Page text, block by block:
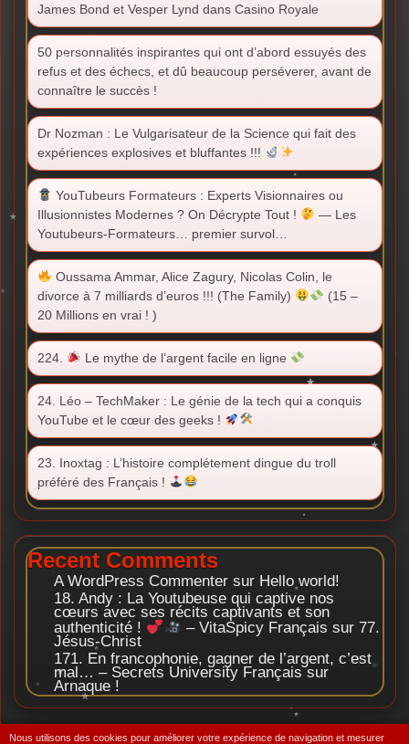
Nous utilisons des cookies pour améliorer votre expérience de navigation et mesurer
James Bond et Vesper Lynd dans Casino Royale
50 personnalités inspirantes qui ont d’abord essuyés des
refus et des échecs, et dû beaucoup perséverer, avant de
connaître le succès !
Dr Nozman : Le Vulgarisateur de la Science qui fait des
expériences explosives et bluffantes !!!
YouTubeurs Formateurs : Experts Visionnaires ou
Illusionnistes Modernes ? On Décrypte Tout !
— Les
Youtubeurs-Formateurs… premier survol…
Oussama Ammar, Alice Zagury, Nicolas Colin, le
divorce à 7 milliards d’euros !!! (The Family)
(15 –
20 Millions en vrai ! )
224. Le mythe de l’argent facile en ligne
24. Léo – TechMaker : Le génie de la tech qui a conquis
YouTube et le cœur des geeks !
23. Inoxtag : L’histoire complétement dingue du troll
préféré des Français !
Recent Comments
A WordPress Commenter sur Hello world!
18. Andy : La Youtubeuse qui captive nos
cœurs avec ses récits captivants et son
authenticité !
– VitaSpicy Français sur 77.
Jésus-Christ
171. En francophonie, gagner de l’argent, c’est
mal… – Secrets University Françaissur
Arnaque !